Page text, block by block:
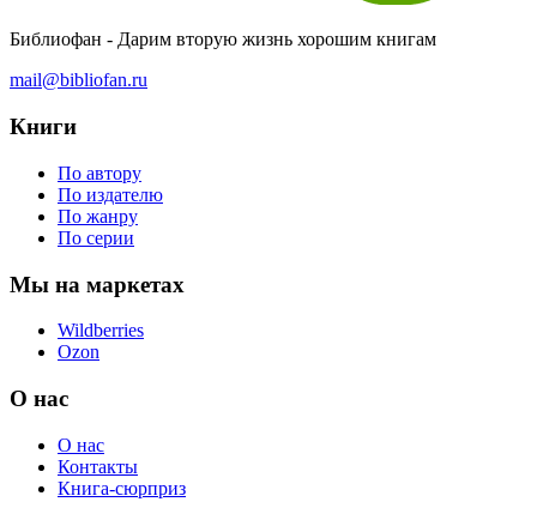
Библиофан - Дарим вторую жизнь хорошим книгам
mail@bibliofan.ru
Книги
По автору
По издателю
По жанру
По серии
Мы на маркетах
Wildberries
Ozon
О нас
О нас
Контакты
Книга-сюрприз